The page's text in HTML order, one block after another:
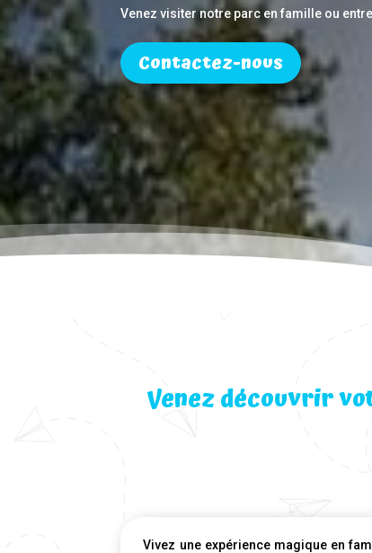
Venez visiter notre parc en famille ou
Contactez-nous
Venez découvrir
Vivez une expérience magique en